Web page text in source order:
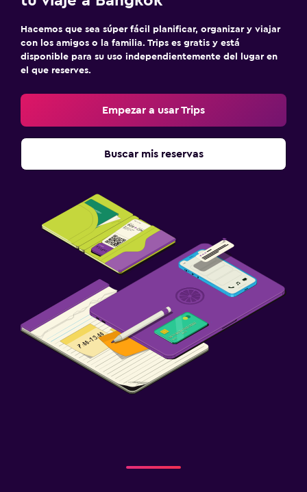
Hacemos que sea súper fácil planificar, organizar y viajar
con los amigos o la familia. Trips es gratis y está
disponible para su uso independientemente del lugar en
el que reserves.
Empezar a usar Trips
Buscar mis reservas